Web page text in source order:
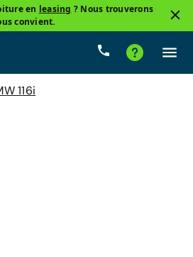
en leasing ? Nous trouverons
convient.
116i